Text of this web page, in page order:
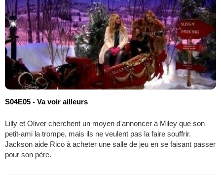
S04E05 - Va voir ailleurs
Lilly et Oliver cherchent un moyen d'annoncer à Miley que son
petit-ami la trompe, mais ils ne veulent pas la faire souffrir.
Jackson aide Rico à acheter une salle de jeu en se faisant passer
pour son père.